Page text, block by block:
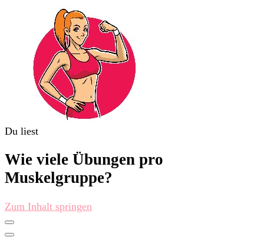
Du liest
Wie viele Übungen pro
Muskelgruppe?
Zum Inhalt springen